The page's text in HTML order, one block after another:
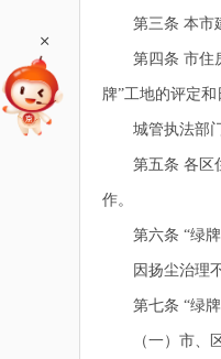
第三条 本市建
第四条 市住房
牌”工地的评定和
城管执法部门
第五条 各区住
作。
第六条 “绿牌”
因扬尘治理不
第七条 “绿牌”
（一）市、区
+